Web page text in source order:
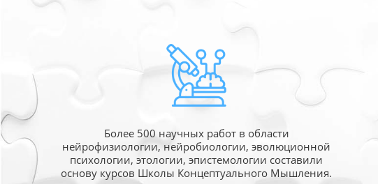
Более 500 научных работ в области
нейрофизиологии, нейробиологии, эволюционной
психологии, этологии, эпистемологии составили
основу курсов Школы Концептуального Мышления.